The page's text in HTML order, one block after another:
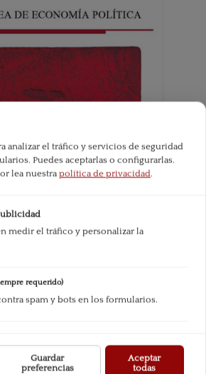
analizar el tráfico y servicios de seguridad
Puedes aceptarlas o configurarlas.
lea nuestra política de privacidad.
medir el tráfico y personalizar la
requerido)
spam y bots en los formularios.
Guardar
preferencias
Aceptar
todas